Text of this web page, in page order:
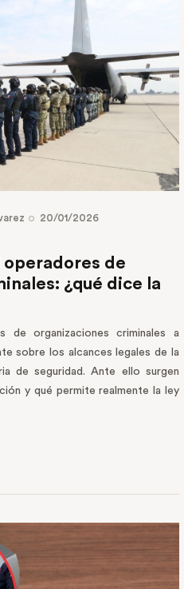
20/01/2026
operadores de
¿qué dice la
de organizaciones criminales a
sobre los alcances legales de la
de seguridad. Ante ello surgen
y qué permite realmente la ley